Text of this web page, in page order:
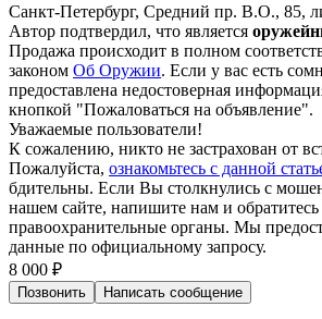
Санкт-Петербург, Средний пр. В.О., 85,
Автор подтвердил, что является
Продажа происходит в полном
законом Об Оружии. Если у вас есть
предоставлена недостоверная
кнопкой "Пожаловаться на объявление".
Уважаемые пользователи!
К сожалению, никто не застрахован от
Пожалуйста, ознакомьтесь с данной
бдительны. Если Вы столкнулись с
нашем сайте, напишите нам и обратитесь
правоохранительные органы. Мы
данные по официальному запросу.
8 000 ₽
Позвонить Написать сообщение